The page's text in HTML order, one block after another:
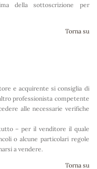
della sottoscrizione per
Torna su
e acquirente si consiglia di
professionista competente
alle necessarie verifiche
– per il venditore il quale
o alcune particolari regole
a vendere.
Torna su